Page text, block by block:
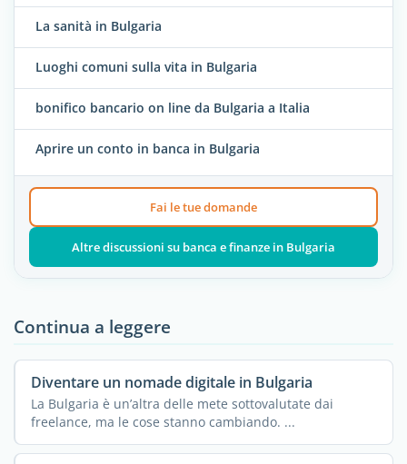
La sanità in Bulgaria
Luoghi comuni sulla vita in Bulgaria
bonifico bancario on line da Bulgaria a Italia
Aprire un conto in banca in Bulgaria
Fai le tue domande
Altre discussioni su banca e finanze in Bulgaria
Continua a leggere
Diventare un nomade digitale in Bulgaria
La Bulgaria è un’altra delle mete sottovalutate dai
freelance, ma le cose stanno cambiando. ...